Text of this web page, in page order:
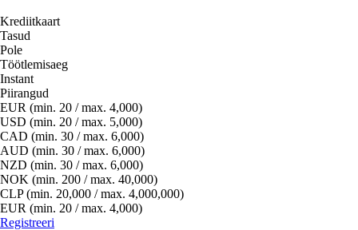
Krediitkaart
Tasud
Pole
Töötlemisaeg
Instant
Piirangud
EUR (min. 20 / max. 4,000)
USD (min. 20 / max. 5,000)
CAD (min. 30 / max. 6,000)
AUD (min. 30 / max. 6,000)
NZD (min. 30 / max. 6,000)
NOK (min. 200 / max. 40,000)
CLP (min. 20,000 / max. 4,000,000)
EUR (min. 20 / max. 4,000)
Registreeri